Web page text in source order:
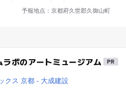
予報地点：京都府久世郡久御山町
ボのアートミュージアム